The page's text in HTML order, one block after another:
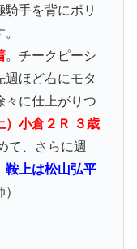
手を背にポリ
。チークピーシ
週ほど右にモタ
々に仕上がりつ
）小倉２Ｒ ３歳
て、さらに週
鞍上は松山弘平